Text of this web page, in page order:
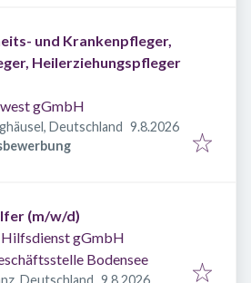
und Krankenpfleger,
Heilerziehungspfleger
gGmbH
Deutschland Veröffentlicht
9.8.2026
(m/w/d)
gGmbH
Bodensee
Deutschland Veröffentlicht
9.8.2026